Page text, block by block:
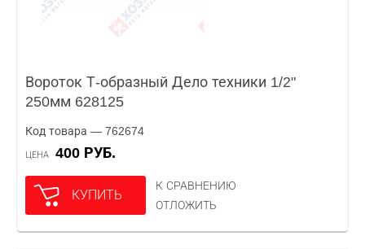
Вороток Т-образный Дело техники 1/2"
250мм 628125
Код товара — 762674
ЦЕНА 400 РУБ.
КУПИТЬ
К СРАВНЕНИЮ
ОТЛОЖИТЬ